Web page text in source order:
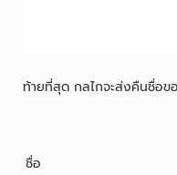
ท้ายที่สุด กลไกจะส่งคืนชื่อข
ชื่อ